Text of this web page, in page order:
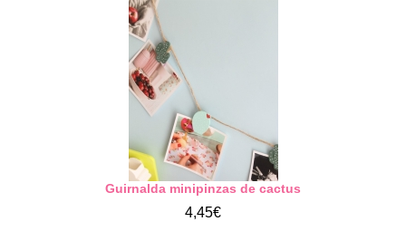
Guirnalda minipinzas de cactus
4,45€